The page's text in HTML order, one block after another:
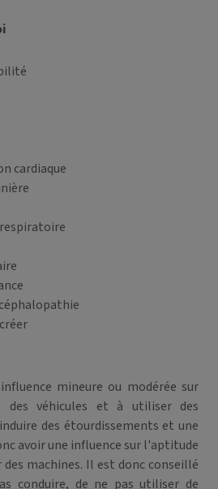
cardiaque
mineure ou modérée sur
des véhicules et à utiliser des
des étourdissements et une
avoir une influence sur l'aptitude
machines. Il est donc conseillé
conduire, de ne pas utiliser de